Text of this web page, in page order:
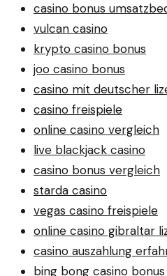
casino bonus
vulcan casino
krypto casino bonus
joo casino bonus
casino mit deutscher
casino freispiele
online casino vergleich
live blackjack casino
casino bonus vergleich
starda casino
vegas casino freispiele
online casino gibraltar
casino auszahlung
bing bong casino bonus